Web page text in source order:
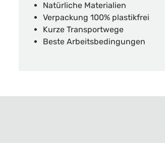
Natürliche Materialien
Verpackung 100% plastikfrei
Kurze Transportwege
Beste Arbeitsbedingungen